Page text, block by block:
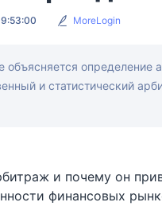
MoreLogin
объясняется
и статистический
и почему он
финансовых